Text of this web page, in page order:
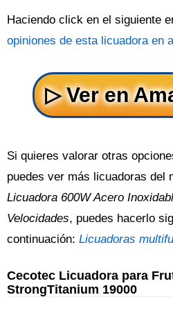
Haciendo click en el siguiente
opiniones de esta licuadora en
Si quieres valorar otras
puedes ver más licuadoras del
Licuadora 600W Acero
Velocidades, puedes hacerlo
continuación: Licuadoras
Cecotec Licuadora para
StrongTitanium 19000